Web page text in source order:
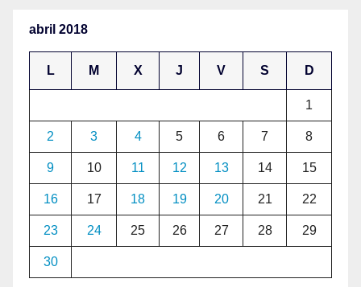
abril 2018
L M X J V S D
1
2 3 4 5 6 7 8
9 10 11 12 13 14 15
16 17 18 19 20 21 22
23 24 25 26 27 28 29
30